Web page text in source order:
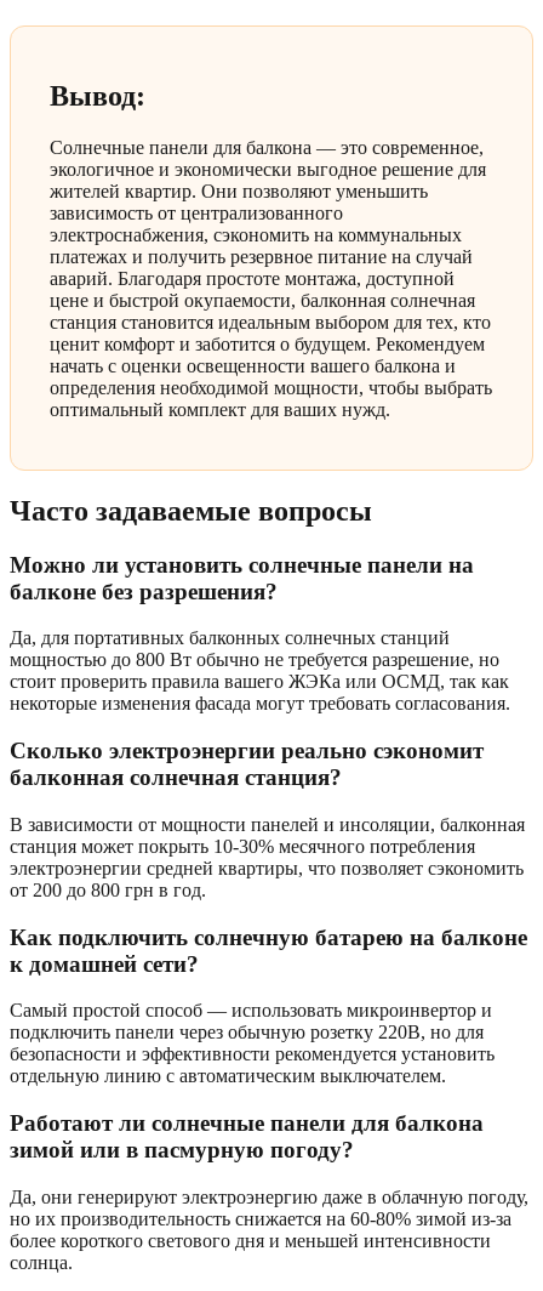
Вывод:
Солнечные панели для балкона — это современное,
экологичное и экономически выгодное решение для
жителей квартир. Они позволяют уменьшить
зависимость от централизованного
электроснабжения, сэкономить на коммунальных
платежах и получить резервное питание на случай
аварий. Благодаря простоте монтажа, доступной
цене и быстрой окупаемости, балконная солнечная
станция становится идеальным выбором для тех, кто
ценит комфорт и заботится о будущем. Рекомендуем
начать с оценки освещенности вашего балкона и
определения необходимой мощности, чтобы выбрать
оптимальный комплект для ваших нужд.
Часто задаваемые вопросы
Можно ли установить солнечные панели на
балконе без разрешения?
Да, для портативных балконных солнечных станций
мощностью до 800 Вт обычно не требуется разрешение, но
стоит проверить правила вашего ЖЭКа или ОСМД, так как
некоторые изменения фасада могут требовать согласования.
Сколько электроэнергии реально сэкономит
балконная солнечная станция?
В зависимости от мощности панелей и инсоляции, балконная
станция может покрыть 10-30% месячного потребления
электроэнергии средней квартиры, что позволяет сэкономить
от 200 до 800 грн в год.
Как подключить солнечную батарею на балконе
к домашней сети?
Самый простой способ — использовать микроинвертор и
подключить панели через обычную розетку 220В, но для
безопасности и эффективности рекомендуется установить
отдельную линию с автоматическим выключателем.
Работают ли солнечные панели для балкона
зимой или в пасмурную погоду?
Да, они генерируют электроэнергию даже в облачную погоду,
но их производительность снижается на 60-80% зимой из-за
более короткого светового дня и меньшей интенсивности
солнца.